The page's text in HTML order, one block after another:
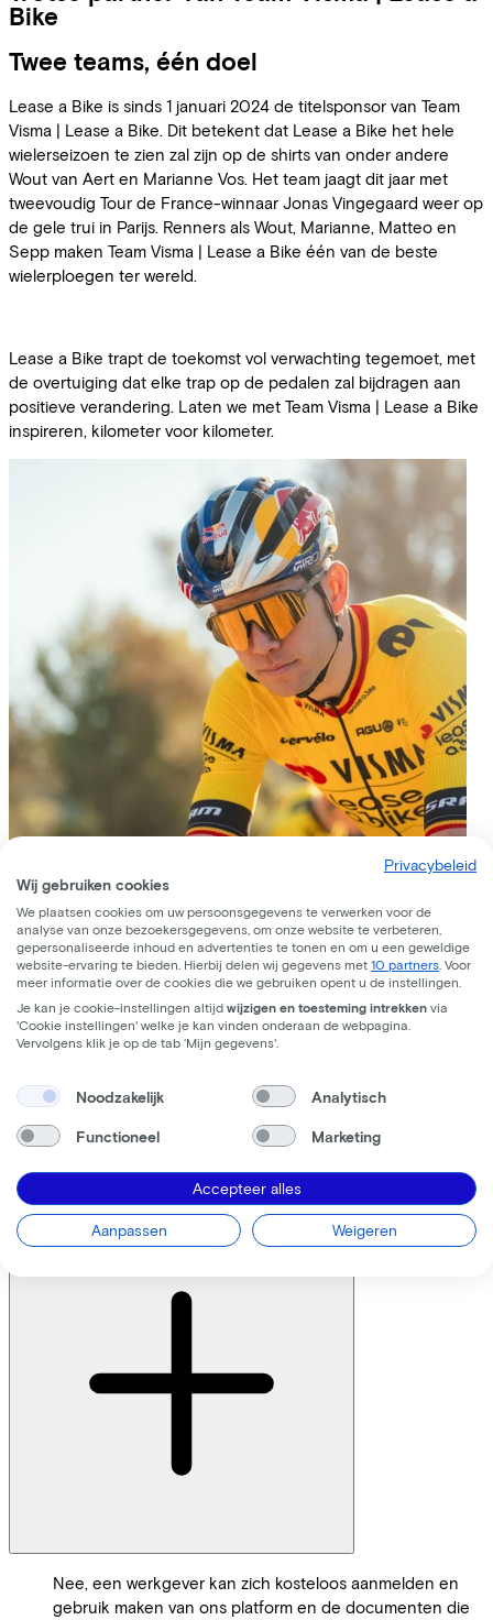
Bike
Twee teams, één doel
Lease a Bike is sinds 1 januari 2024 de titelsponsor van Team
Visma | Lease a Bike. Dit betekent dat Lease a Bike het hele
wielerseizoen te zien zal zijn op de shirts van onder andere
Wout van Aert en Marianne Vos. Het team jaagt dit jaar met
tweevoudig Tour de France-winnaar Jonas Vingegaard weer op
de gele trui in Parijs. Renners als Wout, Marianne, Matteo en
Sepp maken Team Visma | Lease a Bike één van de beste
wielerploegen ter wereld.
Lease a Bike trapt de toekomst vol verwachting tegemoet, met
de overtuiging dat elke trap op de pedalen zal bijdragen aan
positieve verandering. Laten we met Team Visma | Lease a Bike
inspireren, kilometer voor kilometer.
Ook interesse in een fietsplan?
Ik heb nog een vraag
Neem contact met ons op
Ik wil mij registreren
Zijn er kosten verbonden aan de leasefietsregeling?
Nee, een werkgever kan zich kosteloos aanmelden en
gebruik maken van ons platform en de documenten die
Privacybeleid
Wij gebruiken cookies
We plaatsen cookies om uw persoonsgegevens te verwerken voor de
analyse van onze bezoekersgegevens, om onze website te verbeteren,
gepersonaliseerde inhoud en advertenties te tonen en om u een geweldige
website-ervaring te bieden. Hierbij delen wij gegevens met 10 partners . Voor
meer informatie over de cookies die we gebruiken opent u de instellingen.
Je kan je cookie-instellingen altijd wijzigen en toesteming intrekken via
'Cookie instellingen' welke je kan vinden onderaan de webpagina.
Vervolgens klik je op de tab ‘Mijn gegevens'.
Noodzakelijk Analytisch
Functioneel Marketing
Accepteer alles
Aanpassen Weigeren